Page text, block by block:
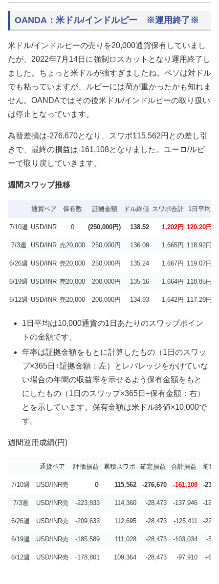
OANDA：米ドル/インドルピー ※運用終了※
米ドル/インドルピーの売りを20,000通貨保有していまし
たが、2022年7月14日に強制ロスカットとなり運用終了し
ました。ちょっと米ドルが強すぎましたね。ペソは対ドル
でも粘っていますが、ルピーには荷が重かったかも知れま
せん。OANDAではその後米ドル/インドルピーの取り扱い
は停止となっています。
為替差損は-276,670となり、スワポ115,562円との差し引
きで、最終の損益は-161,108となりました。ユーロ/ルピ
ーで取り戻していきます。
週間スワップ推移
通貨ペア 保有数 証拠金額 ドル終値 スワポ合計 1日平均
7/10週 USD/INR 0 (250,000円) 138.52 1,202円 120.20円
7/3週 USD/INR 売20,000 250,000円 136.09 1,665円 118.92円
6/26週 USD/INR 売20,000 250,000円 135.24 1,667円 119.07円
6/19週 USD/INR 売20,000 200,000円 135.16 1,664円 118.85円
6/12週 USD/INR 売20,000 200,000円 134.93 1,642円 117.29円
1日平均は10,000通貨の1日あたりのスワップポイン
トの金額です。
年率は証拠金額をもとに計算したもの（1日のスワッ
プ×365日÷証拠金額：左）とレバレッジをかけていな
い場合の年間の収益率を示せるよう保有金額をもと
にしたもの（1日のスワップ×365日÷保有金額：右）
とを示しています。保有金額は米ドル終値×10,000で
す。
週間運用成績(円)
通貨ペア 評価損益 累積スワポ 確定損益 合計損益 前週
7/10週 USD/INR売 ０ 115,562 -276,670 -161,108 -
7/3週 USD/INR売 -223,833 114,360 -28,473 -137,946 -
6/26週 USD/INR売 -209,633 112,695 -28,473 -125,411 -
6/19週 USD/INR売 -185,589 111,028 -28,473 -103,034 -
6/12週 USD/INR売 -178,801 109,364 -28,473 -97,910